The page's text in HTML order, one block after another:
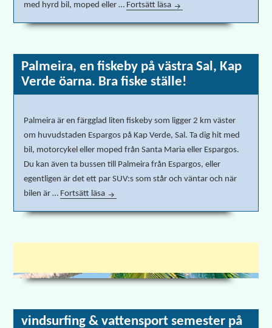
med hyrd bil, moped eller … Fortsätt läsa Afrikansk öken &
Palmeira, en fiskeby på västra Sal, Kap
Verde öarna. Bra fiske ställe!
Palmeira är en färgglad liten fiskeby som ligger 2 km väster
om huvudstaden Espargos på Kap Verde, Sal. Ta dig hit med
bil, motorcykel eller moped från Santa Maria eller Espargos.
Du kan även ta bussen till Palmeira från Espargos, eller
egentligen är det ett par SUV:s som står och väntar och när
bilen är … Fortsätt läsa Palmeira, en fiskeby på västra Sal, Kap
vindsurfing & vattensport semester på